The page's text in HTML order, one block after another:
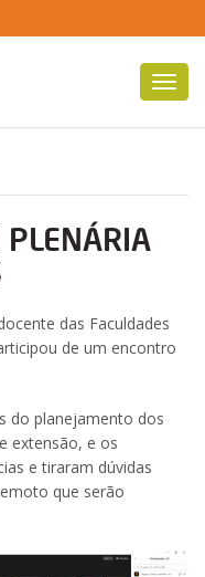
PLENÁRIA
das Faculdades
de um encontro
do planejamento dos
extensão, e os
e tiraram dúvidas
que serão